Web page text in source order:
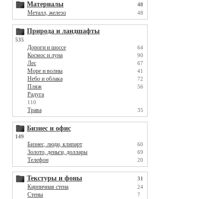
Материалы 48
Металл, железо 48
Природа и ландшафты
535
Дороги и шоссе 64
Космос и луна 90
Лес 67
Море и волны 41
Небо и облака 72
Пляж 56
Радуга
110
Трава 35
Бизнес и офис
149
Бизнес, люди, клипарт 60
Золото, деньги, доллары 69
Телефон 20
Текстуры и фоны 31
Кирпичная стена 24
Стены 7